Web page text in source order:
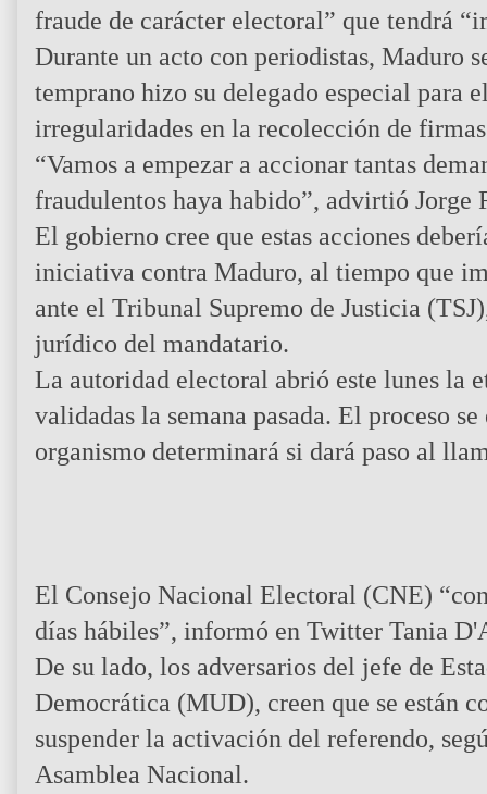
fraude de carácter electoral” que tendrá
Durante un acto con periodistas, Maduro
temprano hizo su delegado especial para
irregularidades en la recolección de
“Vamos a empezar a accionar tantas
fraudulentos haya habido”, advirtió Jorge
El gobierno cree que estas acciones
iniciativa contra Maduro, al tiempo que
ante el Tribunal Supremo de Justicia
jurídico del mandatario.
La autoridad electoral abrió este lunes la
validadas la semana pasada. El proceso
organismo determinará si dará paso al
El Consejo Nacional Electoral (CNE)
días hábiles”, informó en Twitter Tania
De su lado, los adversarios del jefe de
Democrática (MUD), creen que se están
suspender la activación del referendo,
Asamblea Nacional.